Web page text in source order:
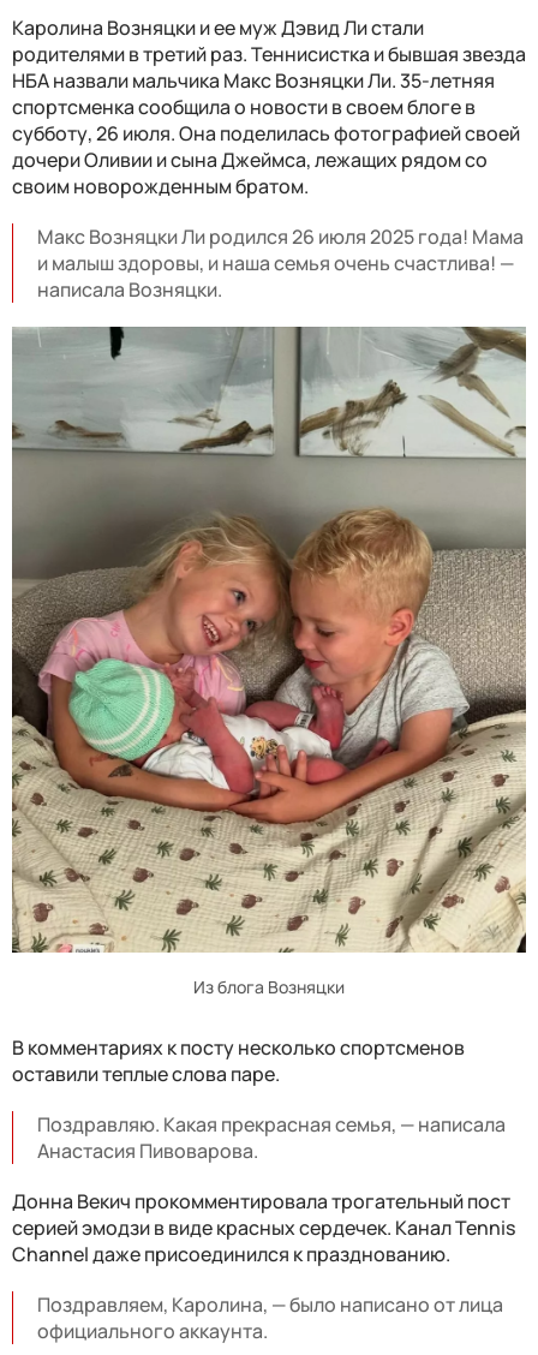
Каролина Возняцки и ее муж Дэвид Ли стали
родителями в третий раз. Теннисистка и бывшая звезда
НБА назвали мальчика Макс Возняцки Ли. 35-летняя
спортсменка сообщила о новости в своем блоге в
субботу, 26 июля. Она поделилась фотографией своей
дочери Оливии и сына Джеймса, лежащих рядом со
своим новорожденным братом.
Макс Возняцки Ли родился 26 июля 2025 года! Мама
и малыш здоровы, и наша семья очень счастлива! —
написала Возняцки.
Из блога Возняцки
В комментариях к посту несколько спортсменов
оставили теплые слова паре.
Поздравляю. Какая прекрасная семья, — написала
Анастасия Пивоварова.
Донна Векич прокомментировала трогательный пост
серией эмодзи в виде красных сердечек. Канал Tennis
Channel даже присоединился к празднованию.
Поздравляем, Каролина, — было написано от лица
официального аккаунта.